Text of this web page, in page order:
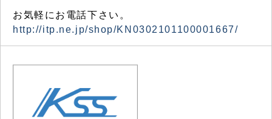
お気軽にお電話下さい。
http://itp.ne.jp/shop/KN0302101100001667/